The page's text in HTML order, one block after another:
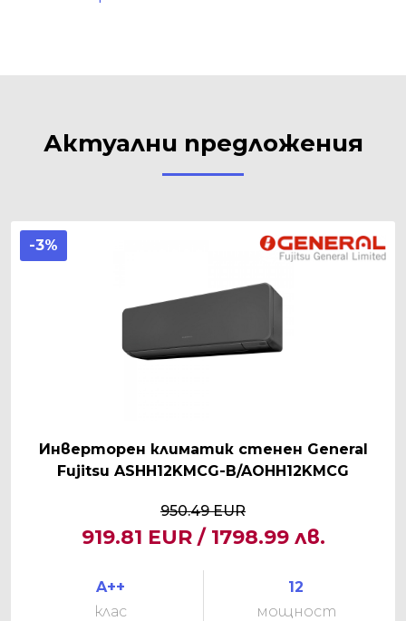
Актуални предложения
-3%
Инверторен климатик стенен General
Fujitsu ASHH12KMCG-B/AOHH12KMCG
950.49 EUR
919.81 EUR / 1798.99 лв.
A++
клас
12
мощност